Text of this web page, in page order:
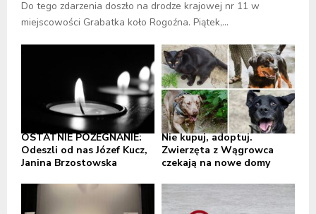
Do tego zdarzenia doszło na drodze krajowej nr 11 w
miejscowości Grabatka koło Rogoźna. Piątek,...
OSTATNIE POŻEGNANIE:
Odeszli od nas Józef Kucz,
Janina Brzostowska
Nie kupuj, adoptuj.
Zwierzęta z Wągrowca
czekają na nowe domy